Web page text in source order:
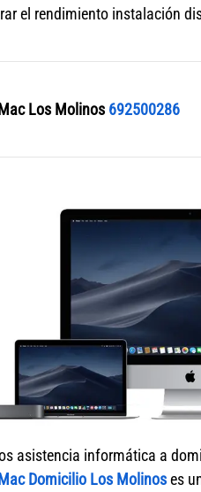
el rendimiento instalación
Los Molinos 692500286
asistencia informática a
Domicilio Los Molinoses